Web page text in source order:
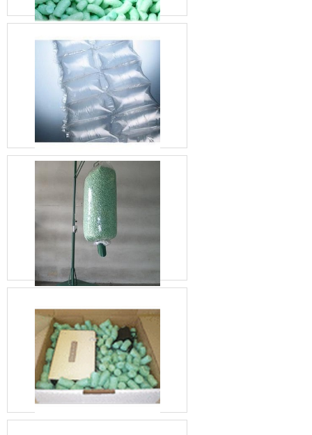
dos
DA ESPUMA DE
POLIETILENO PARA
EMBALAGEMA
responsabilidade ecológica é
um fator cada vez mais
analisado por consumidores.
Para contribuir com a
preservação dos recursos
naturais e auxiliar seus
clientes no atendimento das
exigências de seu público, a
Unipoli Embalagens oferece
soluções sustentáveis para o
espuma de polietileno de
embalagem é integralmente
reciclável. Assim, as empresas
que utilizam as soluções da
Unipoli Embalagens
expressam ao mercado seu
esforço em relação à